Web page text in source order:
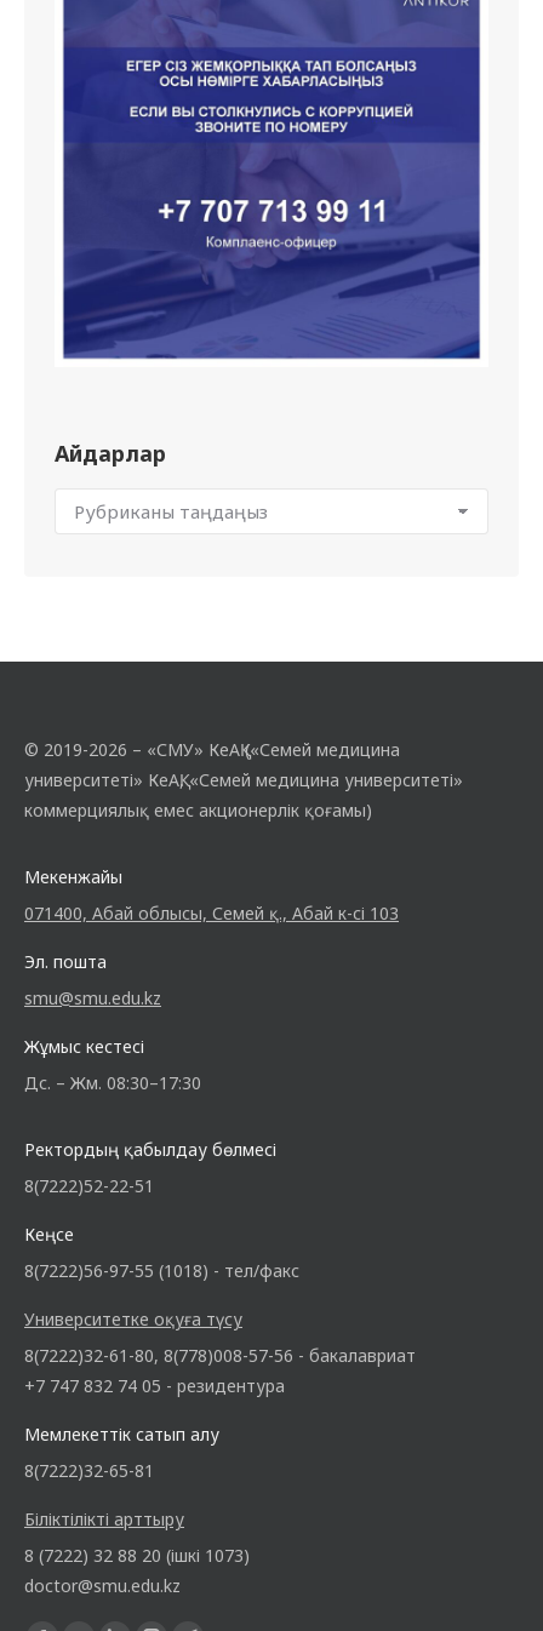
Айдарлар
© 2019-2026 – «СМУ» КеАҚ («Семей медицина
университеті» КеАҚ, «Семей медицина университеті»
коммерциялық емес акционерлік қоғамы)
Мекенжайы
071400, Абай облысы, Семей қ., Абай к-сі 103
Эл. пошта
smu@smu.edu.kz
Жұмыс кестесі
Дс. – Жм. 08:30–17:30
Ректордың қабылдау бөлмесі
8(7222)52-22-51
Кеңсе
8(7222)56-97-55 (1018) - тел/факс
Университетке оқуға түсу
8(7222)32-61-80, 8(778)008-57-56 - бакалавриат
+7 747 832 74 05 - резидентура
Мемлекеттік сатып алу
8(7222)32-65-81
Біліктілікті арттыру
8 (7222) 32 88 20 (ішкі 1073)
doctor@smu.edu.kz